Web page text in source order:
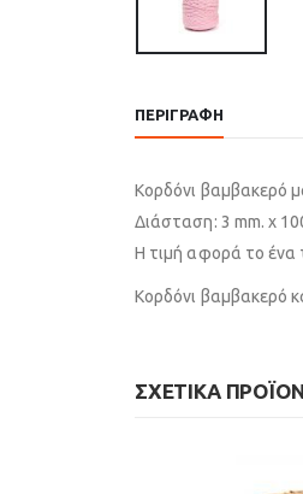
ΠΕΡΙΓΡΑΦΉ
Κορδόνι βαμβακερό
Διάσταση: 3 mm. x
Η τιμή αφορά το ένα
Κορδόνι βαμβακερό
ΣΧΕΤΙΚΆ